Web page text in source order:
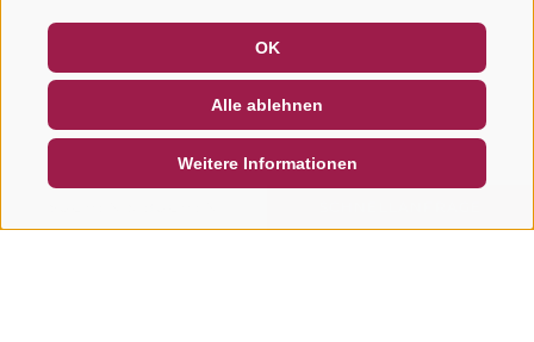
OK
Alle ablehnen
Weitere Informationen
NEWSLETTER
SOCIAL WALL WETTER